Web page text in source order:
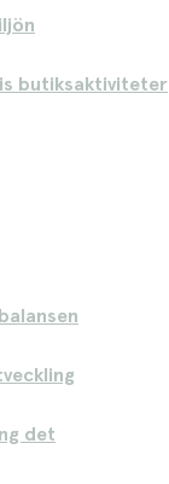
butiksaktiviteter
det